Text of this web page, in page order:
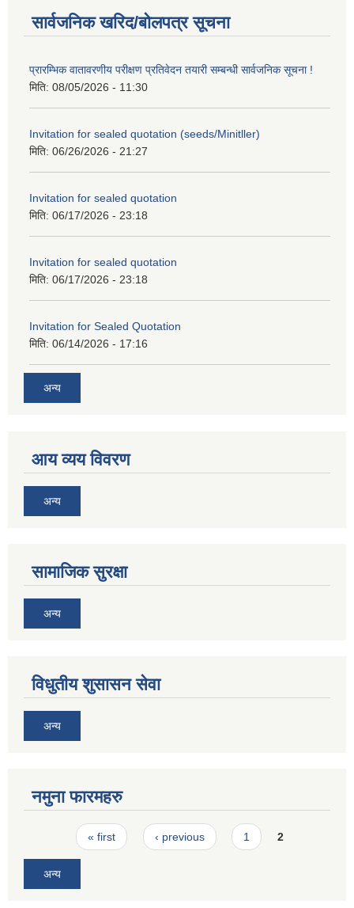
सार्वजनिक खरिद/बोलपत्र सूचना
प्रारम्भिक वातावरणीय परीक्षण प्रतिवेदन तयारी सम्बन्धी सार्वजनिक सूचना !
मिति: 08/05/2026 - 11:30
Invitation for sealed quotation (seeds/Minitller)
मिति: 06/26/2026 - 21:27
Invitation for sealed quotation
मिति: 06/17/2026 - 23:18
Invitation for sealed quotation
मिति: 06/17/2026 - 23:18
Invitation for Sealed Quotation
मिति: 06/14/2026 - 17:16
अन्य
आय व्यय विवरण
अन्य
सामाजिक सुरक्षा
अन्य
विधुतीय शुसासन सेवा
अन्य
नमुना फारमहरु
Pages« first ‹ previous 1 2
अन्य